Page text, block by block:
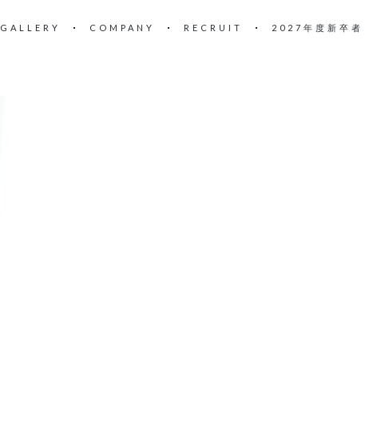
GALLERY COMPANY RECRUIT 2027年度新卒者